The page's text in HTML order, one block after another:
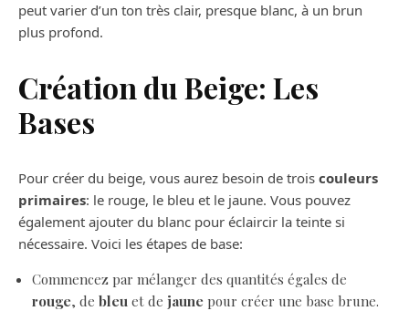
peut varier d’un ton très clair, presque blanc, à un brun
plus profond.
Création du Beige: Les
Bases
Pour créer du beige, vous aurez besoin de trois couleurs
primaires: le rouge, le bleu et le jaune. Vous pouvez
également ajouter du blanc pour éclaircir la teinte si
nécessaire. Voici les étapes de base:
Commencez par mélanger des quantités égales de
rouge, de bleu et de jaune pour créer une base brune.